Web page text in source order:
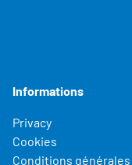
Informations
Privacy
Cookies
Conditions générales